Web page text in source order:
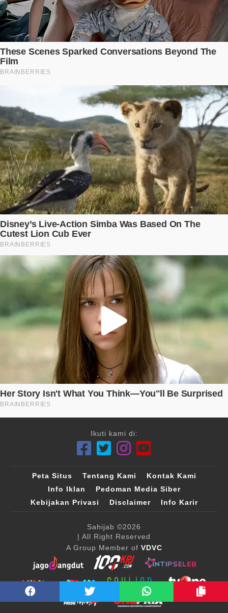
Ikuti kami di:
Peta Situs Tentang Kami
Kontak Kami
Info Iklan
Pedoman Media Siber
Kebijakan Privasi
Disclaimer Info Karir
Sahijab ©2026
| All Right Reserved
A Group Member of VDVC